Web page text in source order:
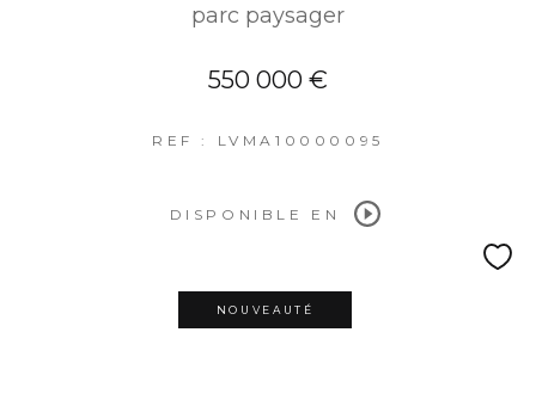
parc paysager
550 000 €
REF : LVMA10000095
DISPONIBLE EN
NOUVEAUTÉ